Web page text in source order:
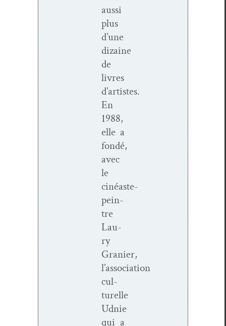
aus­si
plus
d’une
dizaine
de
livres
d’artistes.
En
1988,
elle a
fondé,
avec
le
cinéaste-
pein­
tre
Lau­
ry
Granier,
l’association
cul­
turelle
Udnie
qui a